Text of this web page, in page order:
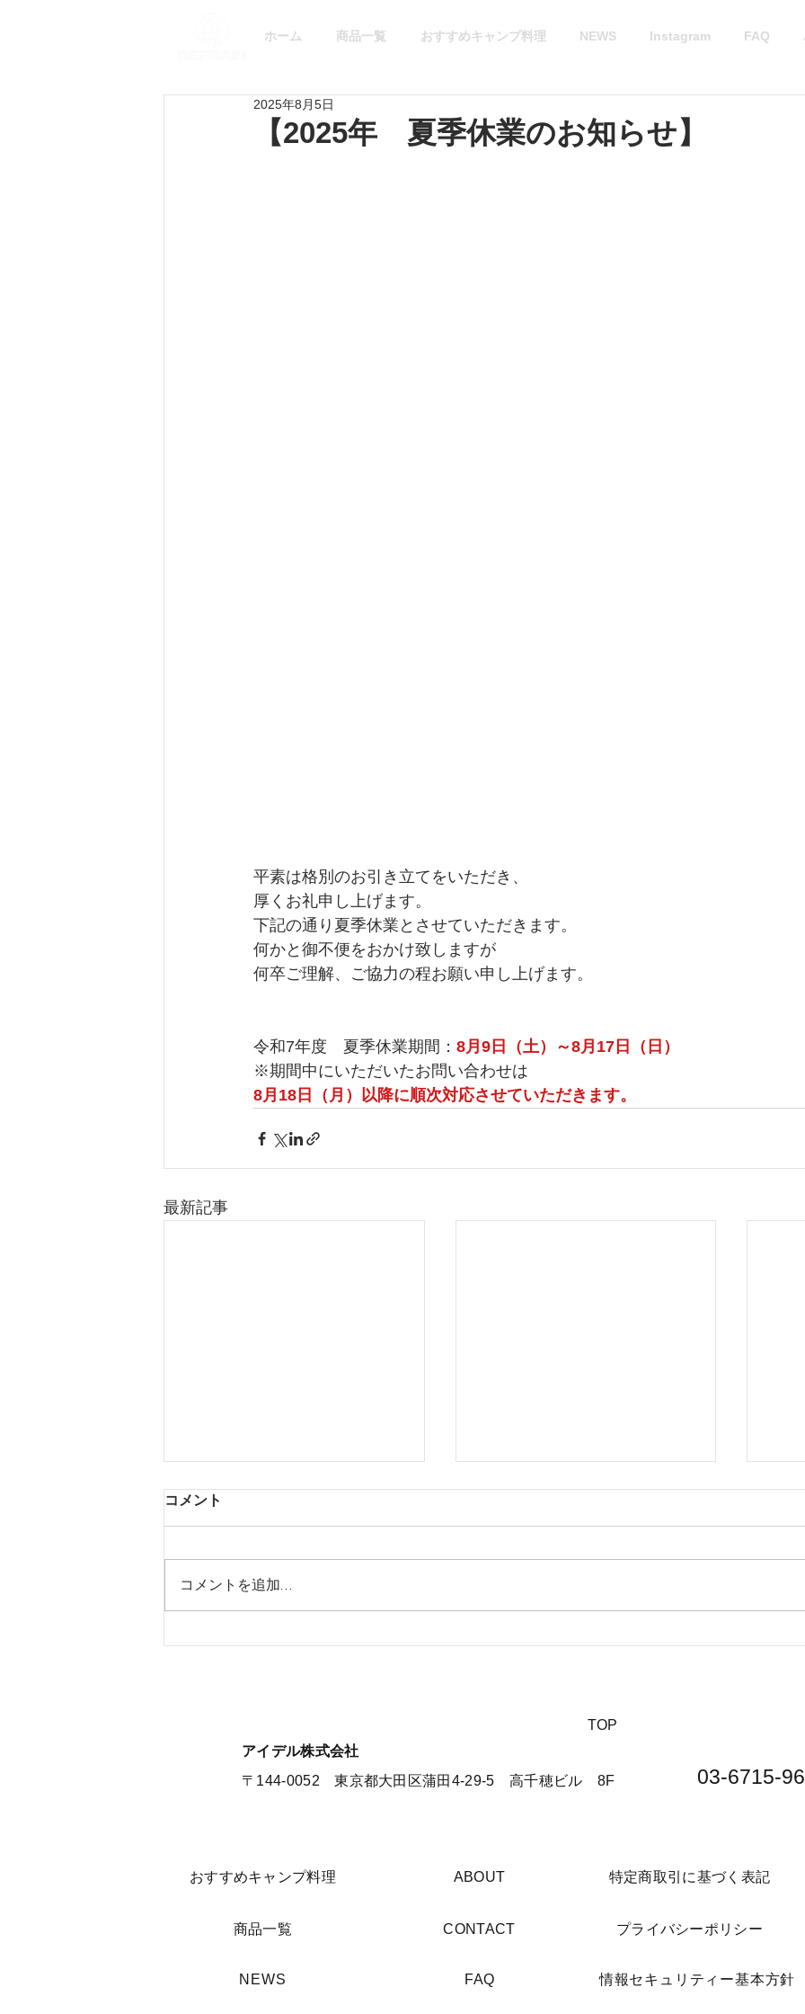
ホーム 商品一覧 おすすめキャンプ料理 NEWS Instagram FAQ
【2025年 夏季休業のお知らせ】
2025年8月5日
平素は格別のお引き立てをいただき、
厚くお礼申し上げます。
下記の通り夏季休業とさせていただきます。
何かと御不便をおかけ致しますが
何卒ご理解、ご協力の程お願い申し上げます。
令和7年度　夏季休業期間： 8月9日（土）～8月17日（日）
※期間中にいただいたお問い合わせは
8月18日（月）以降に順次対応させていただきます。
最新記事
コメント
コメントを追加…
​TOP
​アイデル株式会社
​​〒144-0052 東京都大田区蒲田4-29-5 高千穂ビル 8F​
03-6715-
​おすすめキャンプ料理
​商品一覧
​NEWS
​ABOUT
​CONTACT
​FAQ
​特定商取引に基づく表記
​プライバシーポリシー
​情報セキュリティー基本方針